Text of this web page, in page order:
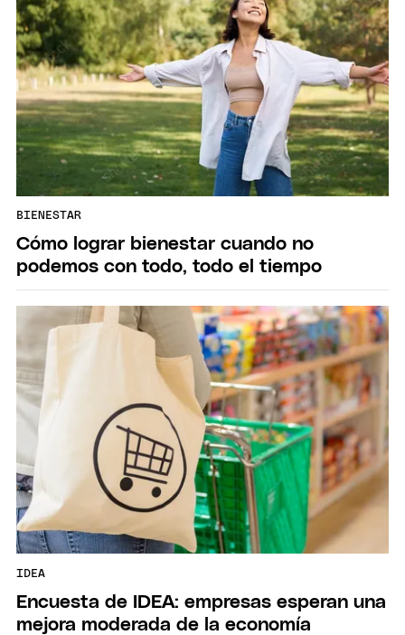
BIENESTAR
Cómo lograr bienestar cuando no
podemos con todo, todo el tiempo
IDEA
Encuesta de IDEA: empresas esperan una
mejora moderada de la economía